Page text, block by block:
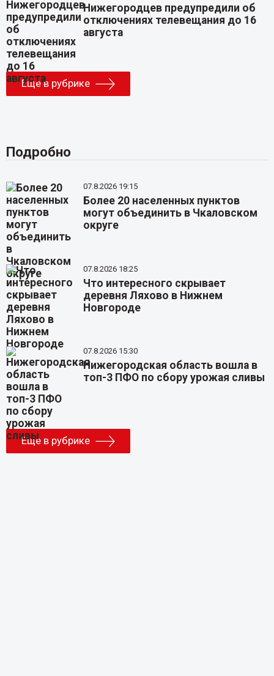
Нижегородцев предупредили об
отключениях телевещания до 16
августа
Еще в рубрике
Подробно
07.8.2026 19:15
Более 20 населенных пунктов
могут объединить в Чкаловском
округе
07.8.2026 18:25
Что интересного скрывает
деревня Ляхово в Нижнем
Новгороде
07.8.2026 15:30
Нижегородская область вошла в
топ-3 ПФО по сбору урожая сливы
Еще в рубрике